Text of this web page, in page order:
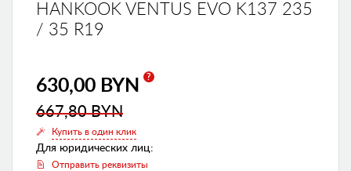
HANKOOK VENTUS EVO K137 235
/ 35 R19
630,00 BYN ?
667,80 BYN
Купить в один клик
Для юридических лиц:
Отправить реквизиты